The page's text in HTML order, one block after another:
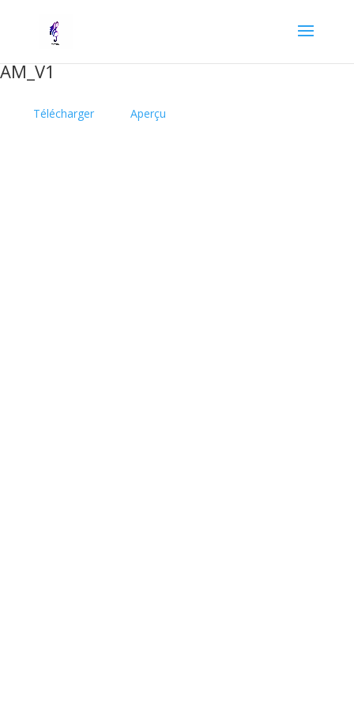
AM_V1
Télécharger Aperçu